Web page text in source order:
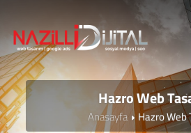
Hazro Web
Anasayfa Hazro Web